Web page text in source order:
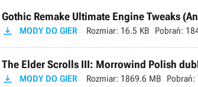
Gothic Remake Ultimate Engine Tweaks
 MODY DO GIER Rozmiar: 16.5 KB Pobrań:
The Elder Scrolls III: Morrowind Polish
 MODY DO GIER Rozmiar: 1869.6 MB Pobrań: